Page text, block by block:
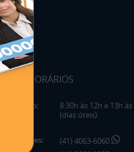
HORÁRIOS
Horário:
8:30h às 12h e 13h
(dias úteis).
Telefones:
(41) 4063-6060